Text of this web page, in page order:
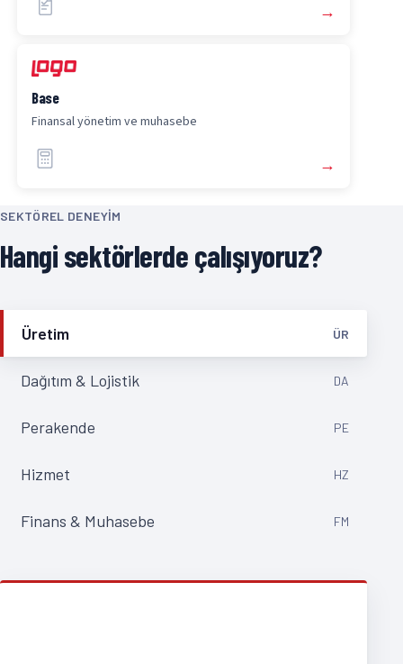
→
Base
Finansal yönetim ve muhasebe
→
SEKTÖREL DENEYIM
Hangi sektörlerde çalışıyoruz?
Üretim ÜR
Dağıtım & Lojistik DA
Perakende PE
Hizmet HZ
Finans & Muhasebe FM